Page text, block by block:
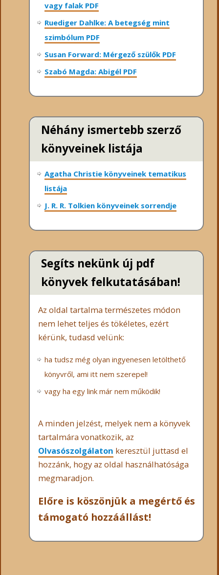
vagy falak PDF
Ruediger Dahlke: A betegség mint
szimbólum PDF
Susan Forward: Mérgező szülők PDF
Szabó Magda: Abigél PDF
Néhány ismertebb szerző
könyveinek listája
Agatha Christie könyveinek tematikus
listája
J. R. R. Tolkien könyveinek sorrendje
Segíts nekünk új pdf
könyvek felkutatásában!
Az oldal tartalma természetes módon
nem lehet teljes és tökéletes, ezért
kérünk, tudasd velünk:
ha tudsz még olyan ingyenesen letölthető
könyvről, ami itt nem szerepel!
vagy ha egy link már nem működik!
A minden jelzést, melyek nem a könyvek
tartalmára vonatkozik, az
Olvasószolgálaton keresztül juttasd el
hozzánk, hogy az oldal használhatósága
megmaradjon.
Előre is köszönjük a megértő és
támogató hozzáállást!